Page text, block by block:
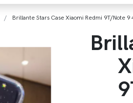
Brillante Stars Case Xiaomi Redmi 9T/Note 9